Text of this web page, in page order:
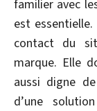
familier avec
est
contact du
marque. Elle
aussi digne
d’une